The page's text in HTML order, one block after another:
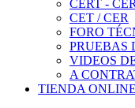
CERT -
CET / CER
FORO
PRUEBAS
VIDEOS
A
TIENDA ONLINE